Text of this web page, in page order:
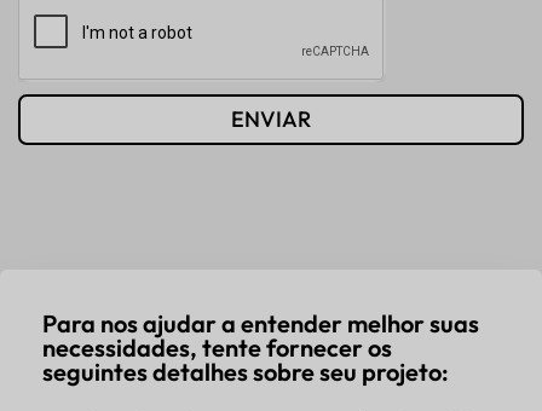
ENVIAR
Para nos ajudar a entender melhor suas
necessidades, tente fornecer os
seguintes detalhes sobre seu projeto: